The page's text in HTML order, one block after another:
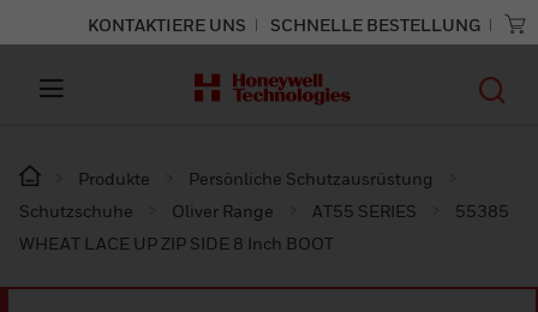
KONTAKTIERE UNS SCHNELLE BESTELLUNG
Produkte
Persönliche Schutzausrüstung
Schutzschuhe
Oliver Range AT55 SERIES
55385
WHEAT LACE UP ZIP SIDE 8 Inch BOOT